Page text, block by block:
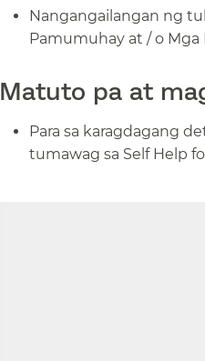
Nangangailangan ng
Pamumuhay at / o
Matuto pa at
Para sa karagdagang
tumawag sa Self Help